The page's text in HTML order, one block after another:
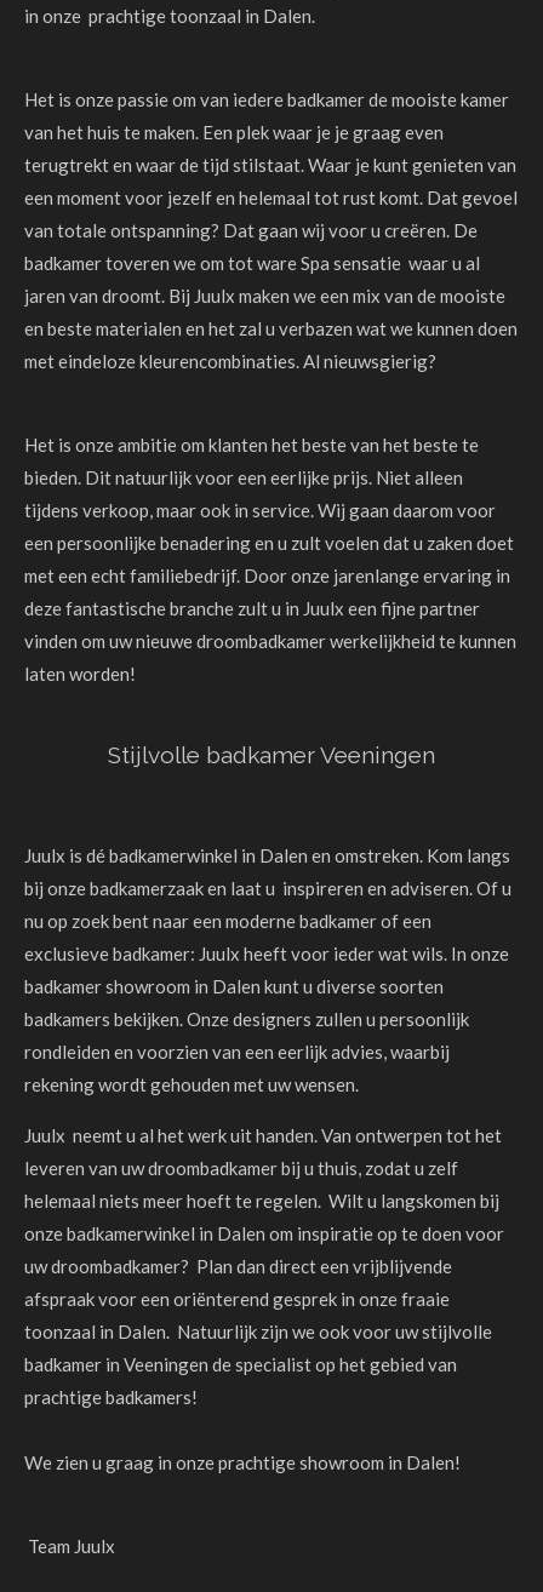
in onze prachtige toonzaal in Dalen.
Het is onze passie om van iedere badkamer de mooiste kamer
van het huis te maken. Een plek waar je je graag even
terugtrekt en waar de tijd stilstaat. Waar je kunt genieten van
een moment voor jezelf en helemaal tot rust komt. Dat gevoel
van totale ontspanning? Dat gaan wij voor u creëren. De
badkamer toveren we om tot ware Spa sensatie waar u al
jaren van droomt. Bij Juulx maken we een mix van de mooiste
en beste materialen en het zal u verbazen wat we kunnen doen
met eindeloze kleurencombinaties. Al nieuwsgierig?
Het is onze ambitie om klanten het beste van het beste te
bieden. Dit natuurlijk voor een eerlijke prijs. Niet alleen
tijdens verkoop, maar ook in service. Wij gaan daarom voor
een persoonlijke benadering en u zult voelen dat u zaken doet
met een echt familiebedrijf. Door onze jarenlange ervaring in
deze fantastische branche zult u in Juulx een fijne partner
vinden om uw nieuwe droombadkamer werkelijkheid te kunnen
laten worden!
Stijlvolle badkamer Veeningen
Juulx is dé badkamerwinkel in Dalen en omstreken. Kom langs
bij onze badkamerzaak en laat u inspireren en adviseren. Of u
nu op zoek bent naar een moderne badkamer of een
exclusieve badkamer: Juulx heeft voor ieder wat wils. In onze
badkamer showroom in Dalen kunt u diverse soorten
badkamers bekijken. Onze designers zullen u persoonlijk
rondleiden en voorzien van een eerlijk advies, waarbij
rekening wordt gehouden met uw wensen.
Juulx neemt u al het werk uit handen. Van ontwerpen tot het
leveren van uw droombadkamer bij u thuis, zodat u zelf
helemaal niets meer hoeft te regelen. Wilt u langskomen bij
onze badkamerwinkel in Dalen om inspiratie op te doen voor
uw droombadkamer? Plan dan direct een vrijblijvende
afspraak voor een oriënterend gesprek in onze fraaie
toonzaal in Dalen. Natuurlijk zijn we ook voor uw stijlvolle
badkamer in Veeningen de specialist op het gebied van
prachtige badkamers!
We zien u graag in onze prachtige showroom in Dalen!
Team Juulx